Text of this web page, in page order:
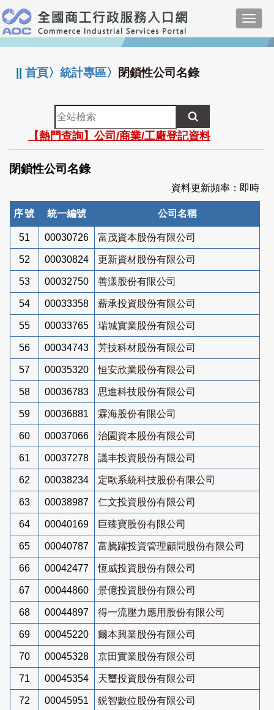
跳
到
主
要
:::
||首頁〉統計專區〉 閉鎖性公司名錄
全
站
檢
索
【熱門查詢】公司/商業/工廠登記資料
閉鎖性公司名錄
資料更新頻率：即時
序號 統一編號 公司名稱
51 00030726 富茂資本股份有限公司
52 00030824 更新資材股份有限公司
53 00032750 善漾股份有限公司
54 00033358 薪承投資股份有限公司
55 00033765 瑞城實業股份有限公司
56 00034743 芳技科材股份有限公司
57 00035320 恒安欣業股份有限公司
58 00036783 思進科技股份有限公司
59 00036881 霖海股份有限公司
60 00037066 治園資本股份有限公司
61 00037278 議丰投資股份有限公司
62 00038234 定歐系統科技股份有限公司
63 00038987 仁文投資股份有限公司
64 00040169 巨臻寶股份有限公司
65 00040787 富騰躍投資管理顧問股份有限公司
66 00042477 恆威投資股份有限公司
67 00044860 景億投資股份有限公司
68 00044897 得一流壓力應用股份有限公司
69 00045220 爾本興業股份有限公司
70 00045328 京田實業股份有限公司
71 00045354 天璽投資股份有限公司
72 00045951 鋭智數位股份有限公司